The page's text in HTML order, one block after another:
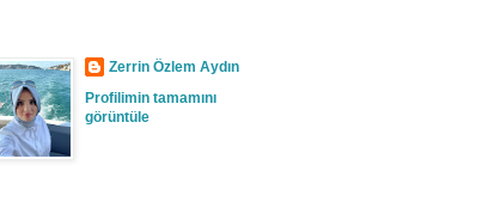
Zerrin Özlem Aydın
Profilimin tamamını
görüntüle